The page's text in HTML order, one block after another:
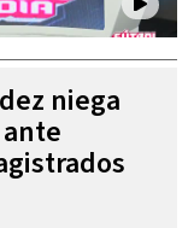
niega